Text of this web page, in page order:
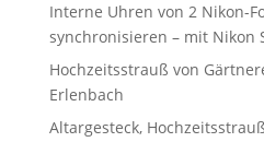
Interne Uhren von 2 Nikon-
synchronisieren – mit Nikon
Hochzeitsstrauß von
Erlenbach
Altargesteck,